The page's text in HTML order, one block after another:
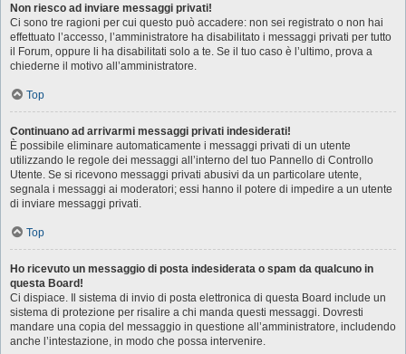
Non riesco ad inviare messaggi privati!
Ci sono tre ragioni per cui questo può accadere: non sei registrato o non hai
effettuato l’accesso, l’amministratore ha disabilitato i messaggi privati per tutto
il Forum, oppure li ha disabilitati solo a te. Se il tuo caso è l’ultimo, prova a
chiederne il motivo all’amministratore.
Top
Continuano ad arrivarmi messaggi privati indesiderati!
È possibile eliminare automaticamente i messaggi privati ​​di un utente
utilizzando le regole dei messaggi all’interno del tuo Pannello di Controllo
Utente. Se si ricevono messaggi privati ​​abusivi da un particolare utente,
segnala i messaggi ai moderatori; essi hanno il potere di impedire a un utente
di inviare messaggi privati​​.
Top
Ho ricevuto un messaggio di posta indesiderata o spam da qualcuno in
questa Board!
Ci dispiace. Il sistema di invio di posta elettronica di questa Board include un
sistema di protezione per risalire a chi manda questi messaggi. Dovresti
mandare una copia del messaggio in questione all’amministratore, includendo
anche l’intestazione, in modo che possa intervenire.